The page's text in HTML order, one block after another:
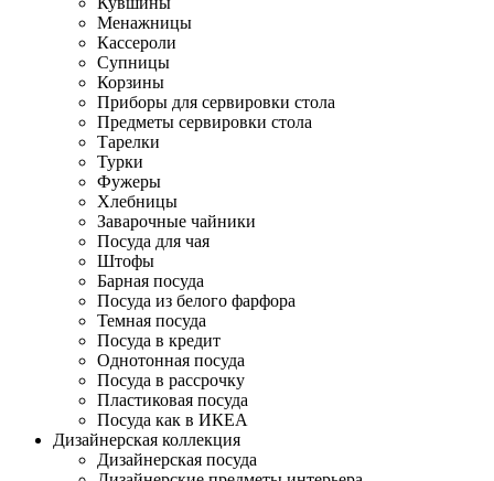
Менажницы
Кассероли
Супницы
Корзины
Приборы для сервировки стола
Предметы сервировки стола
Тарелки
Турки
Фужеры
Хлебницы
Заварочные чайники
Посуда для чая
Штофы
Барная посуда
Посуда из белого фарфора
Темная посуда
Посуда в кредит
Однотонная посуда
Посуда в рассрочку
Пластиковая посуда
Посуда как в ИКЕА
Дизайнерская коллекция
Дизайнерская посуда